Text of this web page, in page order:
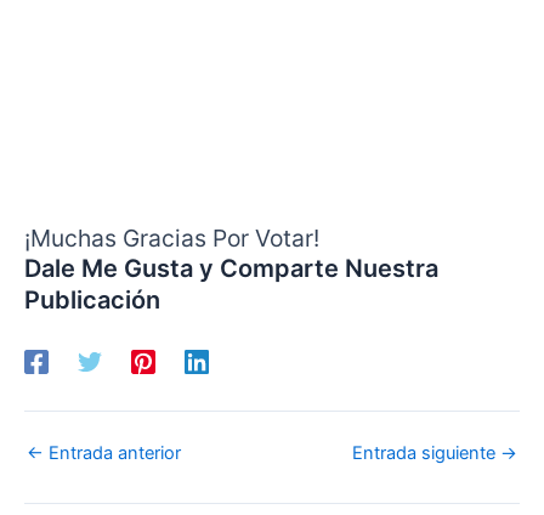
¡Muchas Gracias Por Votar!
Dale Me Gusta y Comparte Nuestra
Publicación
← Entrada anterior Entrada siguiente →